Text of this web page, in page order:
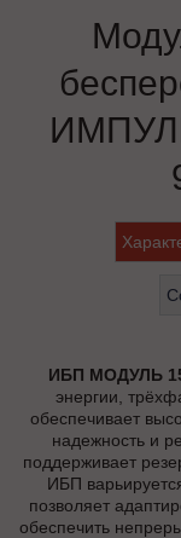
ИБП МОДУЛЬ
энергии,
обеспечивает
надежность и
поддерживает
ИБП
позволяет
обеспечить